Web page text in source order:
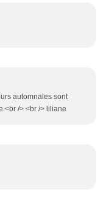
automnales sont
/> <br /> liliane